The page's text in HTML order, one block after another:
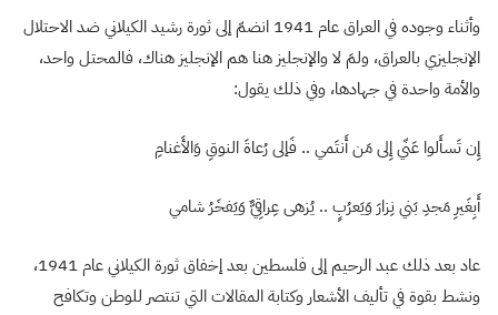
وأثناء وجوده في العراق عام 1941 انضمّ إلى ثورة رشيد الكيلاني ضد الاحتلال
الإنجليزي بالعراق، ولمَ لا والإنجليز هنا هم الإنجليز هناك، فالمحتل واحد،
والأمة واحدة في جهادها، وفي ذلك يقول:
إِن تَسأَلوا عَنّي إِلى مَن أَنتَمي .. فَإلى رُعاةَ النوقِ وَالأَغنامِ
أَبِغَيرِ مَجدِ بَني نِزارَ وَيَعرُبٍ .. يُزهى عِراقِيٌّ وَيَفخَرُ شامي
عاد بعد ذلك عبد الرحيم إلى فلسطين بعد إخفاق ثورة الكيلاني عام 1941،
ونشط بقوة في تأليف الأشعار وكتابة المقالات التي تنتصر للوطن وتكافح